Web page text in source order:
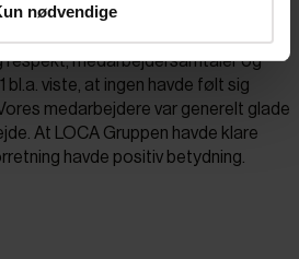
nødvendige
løn i et job, hvor der også skal
eller gammel i branchen. Og i
respekt, medarbejdersamtaler og
bl.a. viste, at ingen havde følt sig
medarbejdere var generelt glade
At LOCA Gruppen havde klare
havde positiv betydning.